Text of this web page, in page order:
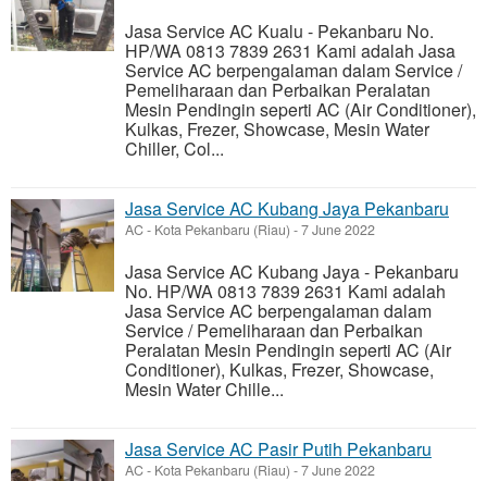
Jasa Service AC Kualu - Pekanbaru No.
HP/WA 0813 7839 2631 Kami adalah Jasa
Service AC berpengalaman dalam Service /
Pemeliharaan dan Perbaikan Peralatan
Mesin Pendingin seperti AC (Air Conditioner),
Kulkas, Frezer, Showcase, Mesin Water
Chiller, Col...
Jasa Service AC Kubang Jaya Pekanbaru
AC- Kota Pekanbaru (Riau) -7 June 2022
Jasa Service AC Kubang Jaya - Pekanbaru
No. HP/WA 0813 7839 2631 Kami adalah
Jasa Service AC berpengalaman dalam
Service / Pemeliharaan dan Perbaikan
Peralatan Mesin Pendingin seperti AC (Air
Conditioner), Kulkas, Frezer, Showcase,
Mesin Water Chille...
Jasa Service AC Pasir Putih Pekanbaru
AC- Kota Pekanbaru (Riau) -7 June 2022